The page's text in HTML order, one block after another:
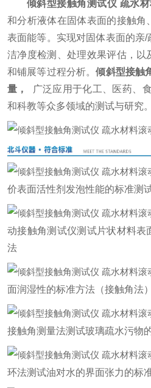
倾斜型接触角测试仪 疏水
和分析液体在固体表面的接触角
表面能等。实现对固体表面的亲/
洁净度检测、处理效果评估，以
和铺展等过程分析。倾斜型接触
量 ，
广泛应用于化工、医药、
和科教等众多领域的测试与研究。
价表面活性剂发泡性能的标准测
动接触角测试仪测试片状材料表
法
面润湿性的标准方法（接触角法）
接触角测量法测试玻璃疏水污物
环法测试油对水的界面张力的标